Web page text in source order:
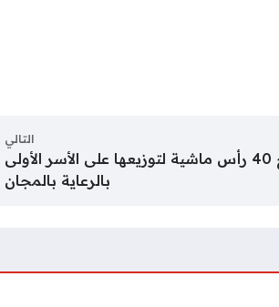
التالي
محافظ سوهاج يشهد ذبح 40 رأس ماشية لتوزيعها على الأسر الأولى
بالرعاية بالمجان